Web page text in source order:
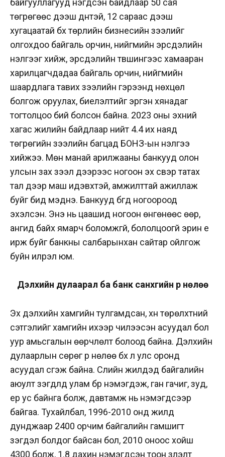
төгрөгөөс дээш дүнтэй, 12 сараас дээш
хугацаатай бүх төрлийн бизнесийн зээлийг
олгохдоо байгаль орчин, нийгмийн эрсдэлийн
үнэлгээг хийж, эрсдэлийн түвшингээс хамааран
харилцагчдадаа байгаль орчин, нийгмийн
шаардлага тавих зээлийн гэрээнд нөхцөл
болгож оруулах, биелэлтийг эргэн хянадаг
тогтолцоо бий болсон байна. 2023 оны эхний
хагас жилийн байдлаар нийт 4.4 их наяд
төгрөгийн зээлийн багцад БОНЗ-ын үнэлгээ
хийжээ. Мөн манай арилжааны банкууд олон
улсын зах зээл дээрээс ногоон эх үүсвэр татах
тал дээр маш идэвхтэй, амжилттай ажиллаж
буйг бид мэднэ. Банкууд бүгд ногоороод
эхэлсэн. Энэ нь цаашид ногоон өнгөнөөс өөр,
ангид байх ямарч боломжгүй, бололцоогүй эрин үе
ирж буйг банкны салбарынхан сайтар ойлгож
буйн илрэл юм.
Дэлхийн дулаарал ба банк санхүүгийн үр нөлөө
Эх дэлхийн хамгийн тулгамдсан, хүн төрөлхтний
сэтгэлийг хамгийн ихээр чилээсэн асуудал бол
уур амьсгалын өөрчлөлт болоод байна. Дэлхийн
дулаарлын сөрөг үр нөлөө бүх л улс оронд
асуудал үүсгэж байна. Сүүлийн жилүүдэд байгалийн
аюулт үзэгдлүүд улам бүр нэмэгдэж, ган гачиг, зуд,
үер ус байнга болж, давтамж нь нэмэгдсээр
байгаа. Тухайлбал, 1996-2010 онд жилд
дунджаар 2400 орчим байгалийн гамшигт
үзэгдэл болдог байсан бол, 2010 оноос хойш
4300 болж, 1.8 дахин нэмэгдсэн тоон үзүүлэлт